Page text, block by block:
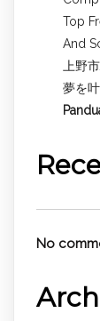
Top
And
上野
夢を
No